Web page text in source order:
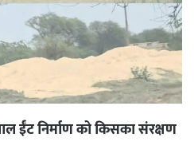
ईंट निर्माण को किसका संरक्षण